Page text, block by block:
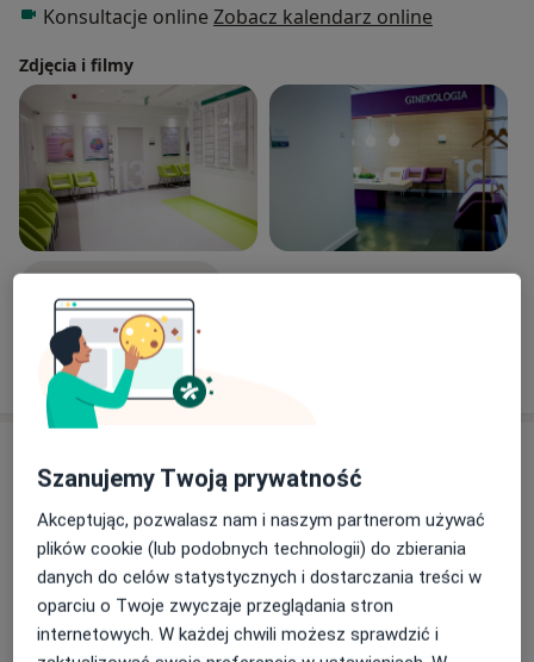
Konsultacje online Zobacz kalendarz online
Zdjęcia i filmy
Od 275 zł Szczegóły Umów wizytę
Konsultacja reumatologiczna
Od 340 zł Szczegóły Umów wizytę
Szanujemy Twoją prywatność
Akceptując, pozwalasz nam i naszym partnerom używać
plików cookie (lub podobnych technologii) do zbierania
danych do celów statystycznych i dostarczania treści w
oparciu o Twoje zwyczaje przeglądania stron
internetowych. W każdej chwili możesz sprawdzić i